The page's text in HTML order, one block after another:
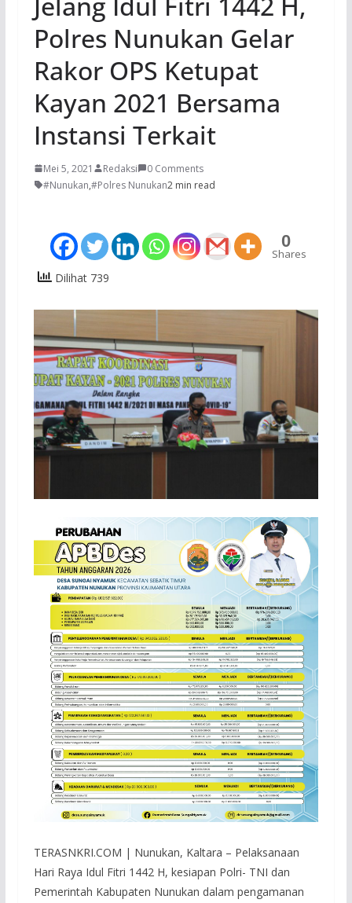
Polres Nunukan Gelar
Rakor OPS Ketupat
Kayan 2021 Bersama
Instansi Terkait
Mei 5, 2021 Redaksi
0 Comments
#Nunukan,#Polres Nunukan2 min read
0
Shares
Dilihat 739
TERASNKRI.COM | Nunukan, Kaltara – Pelaksanaan
Hari Raya Idul Fitri 1442 H, kesiapan Polri- TNI dan
Pemerintah Kabupaten Nunukan dalam pengamanan